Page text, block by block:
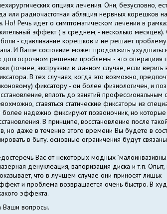
опциях лечения. Они, безусловно,
или радиочастотная абляция нервных корешков
Но! Речь идет о симптоматическом лечении в
эффект ( в среднем, - несколько
- сдавливание корешков и не решает проблему
И Ваше состояние может продолжить
долгосрочном решении проблемы - это операциия
(точнее, экструззии в данном случае, если верить
В тех случаях, когда это возможно,
фиксатору - он более физиологичен, и
вплоть до занятий профессиональным
ставяться статические фиксаторы из
более надежно фиксируют позвоночник, но
В принципе, восстановление после
но даже в течение этого времени Вы будете в
в быту. основные ограничения будут
Вас от некоторых модных
денуклеация, вапоризация диска и т.п.
что в лучшем случае они приносят лишьк
и проблема возвращается очень быстро. В
эффекта.
Ваши вопросы.